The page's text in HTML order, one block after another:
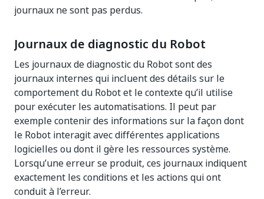
journaux ne sont pas perdus.
Journaux de diagnostic du Robot
Les journaux de diagnostic du Robot sont des
journaux internes qui incluent des détails sur le
comportement du Robot et le contexte qu’il utilise
pour exécuter les automatisations. Il peut par
exemple contenir des informations sur la façon dont
le Robot interagit avec différentes applications
logicielles ou dont il gère les ressources système.
Lorsqu’une erreur se produit, ces journaux indiquent
exactement les conditions et les actions qui ont
conduit à l’erreur.